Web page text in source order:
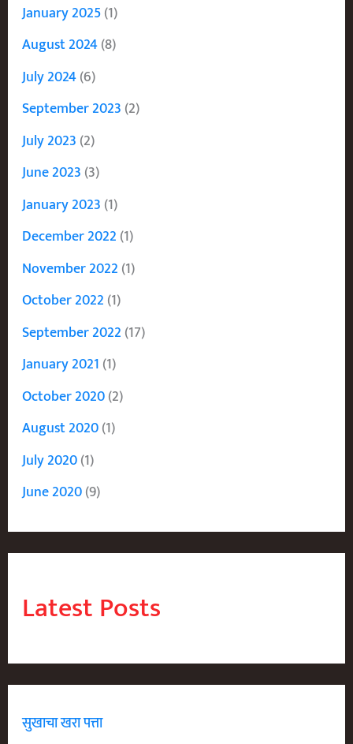
January 2025(1)
August 2024(8)
July 2024(6)
September 2023 (2)
July 2023 (2)
June 2023 (3)
January 2023 (1)
December 2022 (1)
November 2022 (1)
October 2022 (1)
September 2022 (17)
January 2021 (1)
October 2020(2)
August 2020(1)
July 2020(1)
June 2020(9)
Latest Posts
सुखाचा खरा पत्ता